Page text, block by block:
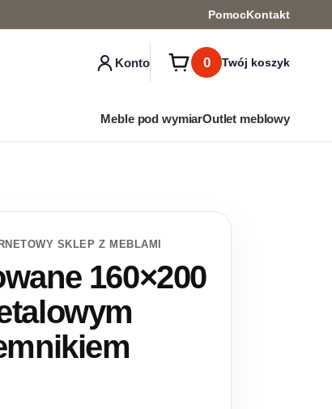
PomocKontakt
Konto 0 Twój koszyk
Meble pod wymiarOutlet meblowy
SKLEP Z MEBLAMI
160×200